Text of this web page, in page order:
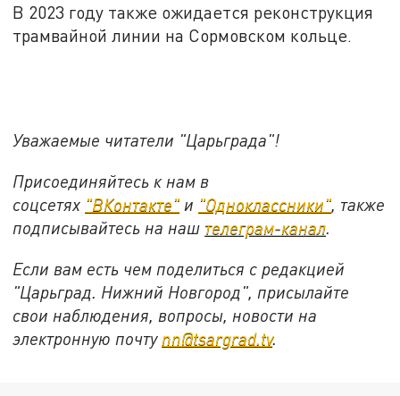
В 2023 году также ожидается реконструкция
трамвайной линии на Сормовском кольце.
Уважаемые читатели "Царьграда"!
Присоединяйтесь к нам в
соцсетях "ВКонтакте" и "Одноклассники", также
подписывайтесь на наш телеграм-канал.
Если вам есть чем поделиться с редакцией
"Царьград. Нижний Новгород", присылайте
свои наблюдения, вопросы, новости на
электронную почту nn@tsargrad.tv.